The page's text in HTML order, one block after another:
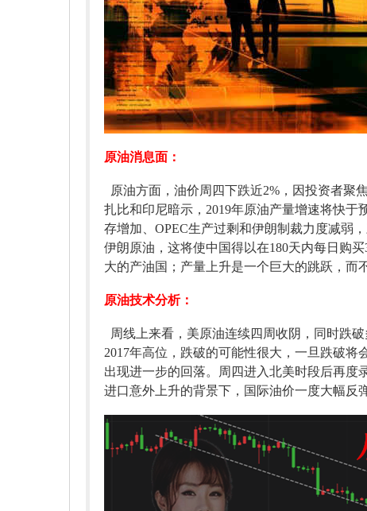
原油消息面：
原油方面，油价周四下跌近2%，因投资者聚
扎比和印尼暗示，2019年原油产量增速将快
存增加、OPEC生产过剩和伊朗制裁力度减弱
伊朗原油，这将使中国得以在180天内每日购
大的产油国；产量上升是一个巨大的跳跃，而
原油技术分析：
周线上来看，美原油连续四周收阴，同时跌
2017年高位，跌破的可能性很大，一旦跌破
出现进一步的回落。周四进入北美时段后再度
进口意外上升的背景下，国际油价一度大幅反